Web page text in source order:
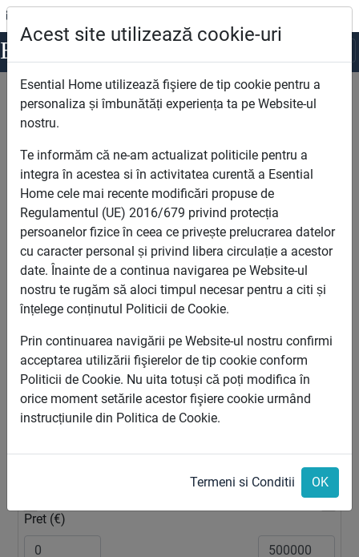
Esential Home
Esential Home Apartamente noi de vanzare Bucuresti
Cautare
Camere
Zona
Pret (€)
Acest site utilizează cookie-uri
Esential Home utilizează fişiere de tip cookie pentru a
personaliza și îmbunătăți experiența ta pe Website-ul
nostru.
Te informăm că ne-am actualizat politicile pentru a
integra în acestea si în activitatea curentă a Esential
Home cele mai recente modificări propuse de
Regulamentul (UE) 2016/679 privind protecția
persoanelor fizice în ceea ce privește prelucrarea datelor
cu caracter personal și privind libera circulație a acestor
date. Înainte de a continua navigarea pe Website-ul
nostru te rugăm să aloci timpul necesar pentru a citi și
înțelege conținutul Politicii de Cookie.
Prin continuarea navigării pe Website-ul nostru confirmi
acceptarea utilizării fişierelor de tip cookie conform
Politicii de Cookie. Nu uita totuși că poți modifica în
orice moment setările acestor fişiere cookie urmând
instrucțiunile din Politica de Cookie.
Termeni si Conditii OK